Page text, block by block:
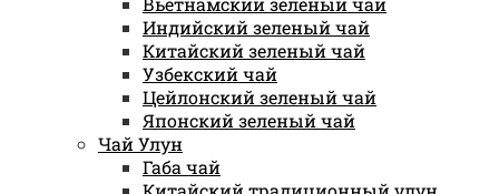
Индийский зеленый чай
Китайский зеленый чай
Узбекский чай
Цейлонский зеленый чай
Японский зеленый чай
Чай Улун
Габа чай